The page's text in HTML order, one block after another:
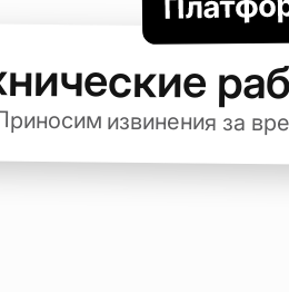
извинения за